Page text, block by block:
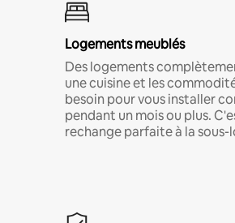
Logements meublés
Des logements
une cuisine et les
besoin pour vous installer
pendant un mois ou plus.
rechange parfaite à la